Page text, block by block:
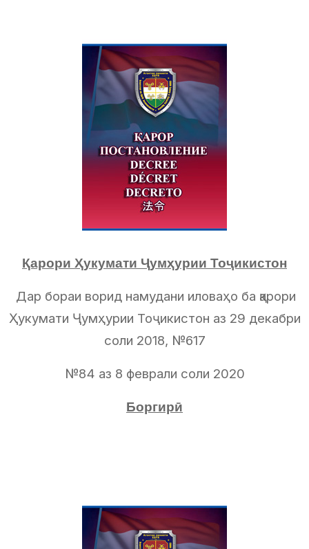
Қарори Ҳукумати Ҷумҳурии Тоҷикистон
Дар бораи ворид намудани иловаҳо ба қарори
Ҳукумати Ҷумҳурии Тоҷикистон аз 29 декабри
соли 2018, №617
№84 аз 8 феврали соли 2020
Боргирӣ